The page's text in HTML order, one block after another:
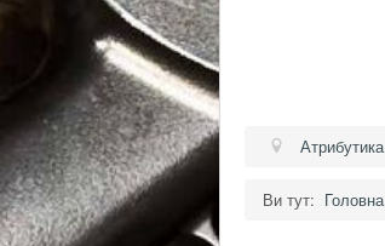
Атрибутика
Ви тут: Головна